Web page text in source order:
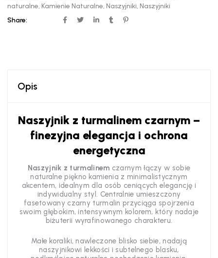
naturalne, Kamienie Naturalne, Naszyjniki, Naszyjniki
Share:
Opis
Naszyjnik z turmalinem czarnym –
finezyjna elegancja i ochrona
energetyczna
Naszyjnik z turmalinem czarnym łączy w sobie
naturalne piękno kamienia z minimalistycznym
akcentem, idealnym dla osób ceniących elegancję i
indywidualny styl. Centralnie umieszczony
fasetowany czarny turmalin przyciąga spojrzenia
swoim głębokim, intensywnym kolorem, który nadaje
biżuterii wyrafinowanego charakteru.
Małe koraliki, nawleczone blisko siebie, nadają
naszyjnikowi lekkości i subtelnego blasku,